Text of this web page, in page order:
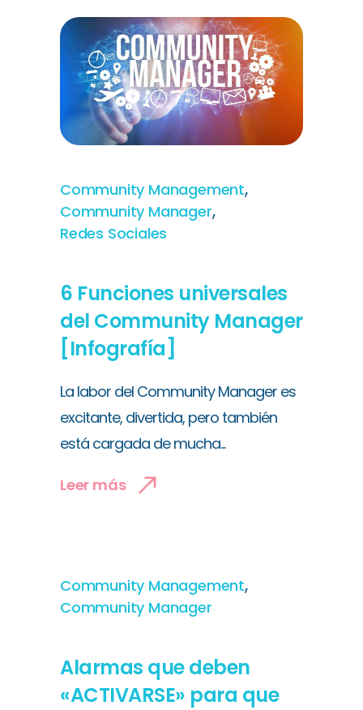
Community Management,
Community Manager,
Redes Sociales
6 Funciones universales
del Community Manager
[Infografía]
La labor del Community Manager es
excitante, divertida, pero también
está cargada de mucha...
Leer más
Community Management,
Community Manager
Alarmas que deben
«ACTIVARSE» para que